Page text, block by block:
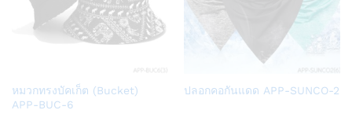
Add
หมวกทรงบัคเก็ต (Bucket)
APP-BUC-6
Add
ปลอกคอกันแดด APP-SUNCO-2